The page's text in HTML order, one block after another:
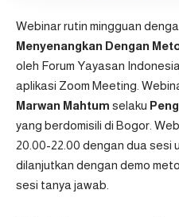
Webinar rutin mingguan
Menyenangkan Dengan
oleh Forum Yayasan
aplikasi Zoom Meeting.
Marwan Mahtum selaku
yang berdomisili di Bogor.
20.00-22.00 dengan dua sesi
dilanjutkan dengan demo
sesi tanya jawab.